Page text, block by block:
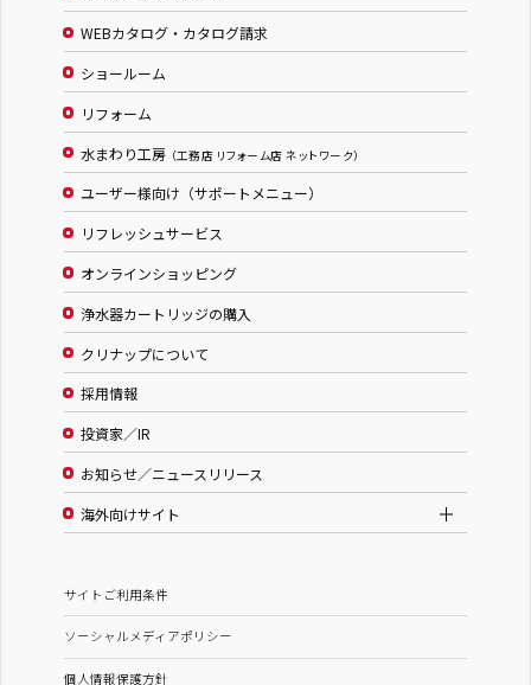
WEBカタログ・カタログ請求
ショールーム
リフォーム
水まわり工房 （工務店 リフォーム店 ネットワーク）
ユーザー様向け（サポートメニュー）
リフレッシュサービス
オンラインショッピング
浄水器カートリッジの購入
クリナップについて
採用情報
投資家／IR
お知らせ／ニュースリリース
海外向けサイト
サイトご利用条件
ソーシャルメディアポリシー
個人情報保護方針